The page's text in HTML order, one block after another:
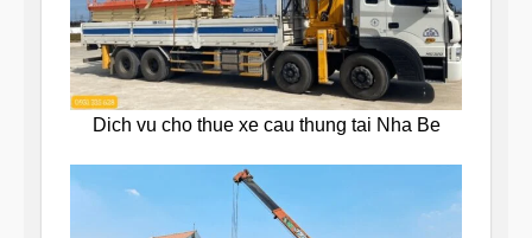
Dich vu cho thue xe cau thung tai Nha Be